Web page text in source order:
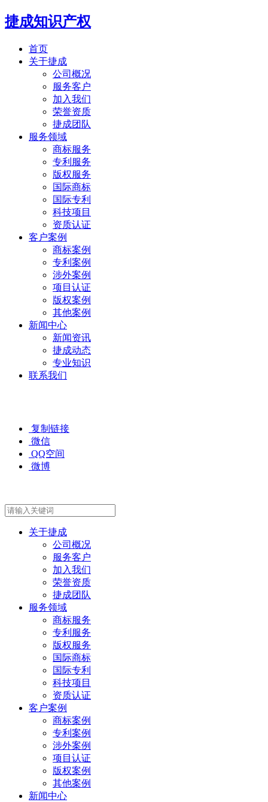
捷成知识产权
首页
关于捷成
公司概况
服务客户
加入我们
荣誉资质
捷成团队
服务领域
商标服务
专利服务
版权服务
国际商标
国际专利
科技项目
资质认证
客户案例
商标案例
专利案例
涉外案例
项目认证
版权案例
其他案例
新闻中心
新闻资讯
捷成动态
专业知识
联系我们
复制链接
微信
QQ空间
微博
关于捷成
公司概况
服务客户
加入我们
荣誉资质
捷成团队
服务领域
商标服务
专利服务
版权服务
国际商标
国际专利
科技项目
资质认证
客户案例
商标案例
专利案例
涉外案例
项目认证
版权案例
其他案例
新闻中心